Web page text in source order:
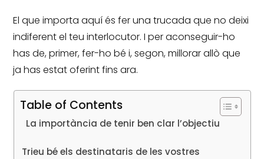
El que importa aquí és fer una trucada que no deixi
indiferent el teu interlocutor.I per aconseguir-ho
has de, primer, fer-ho bé i, segon, millorar allò que
ja has estat oferint fins ara.
Table of Contents
La importància de tenir ben clar l’objectiu
Trieu bé els destinataris de les vostres